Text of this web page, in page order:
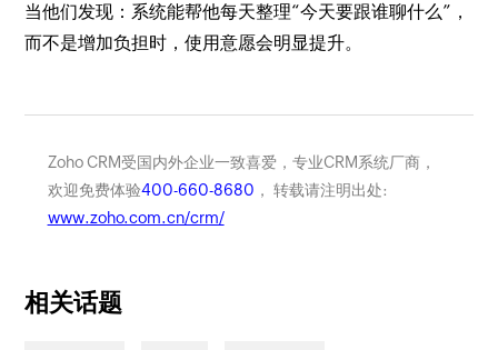
当他们发现：系统能帮他每天整理“今天要跟谁聊什么”，
而不是增加负担时，使用意愿会明显提升。
Zoho CRM受国内外企业一致喜爱，专业CRM系统厂商，
欢迎免费体验400-660-8680 ， 转载请注明出处:
www.zoho.com.cn/crm/
相关话题